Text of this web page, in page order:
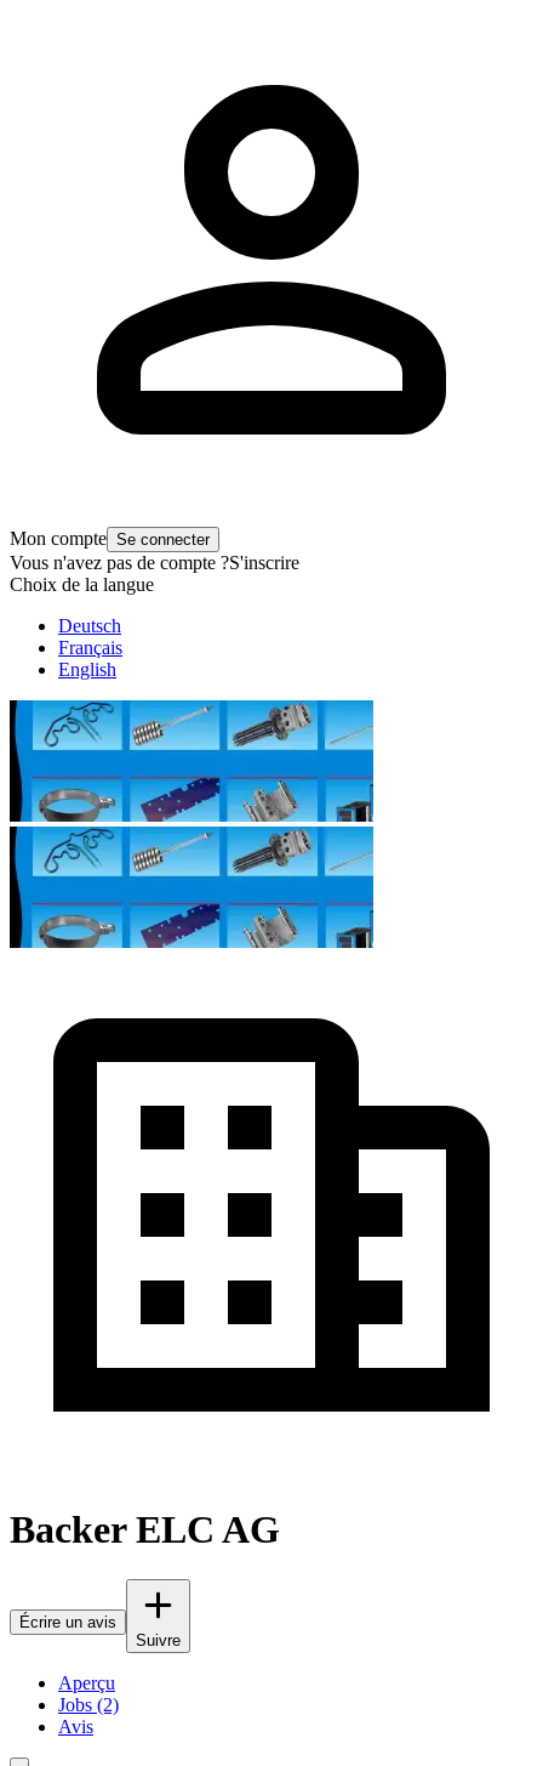
Mon compte Se connecter
Vous n'avez pas de compte ?S'inscrire
Choix de la langue
Deutsch
Français
English
Backer ELC AG
Écrire un avis
Suivre
Aperçu
Jobs (2)
Avis